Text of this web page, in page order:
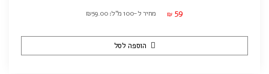
₪ 59 מחיר ל-100 מ"ל: ₪59.00
הוספה לסל